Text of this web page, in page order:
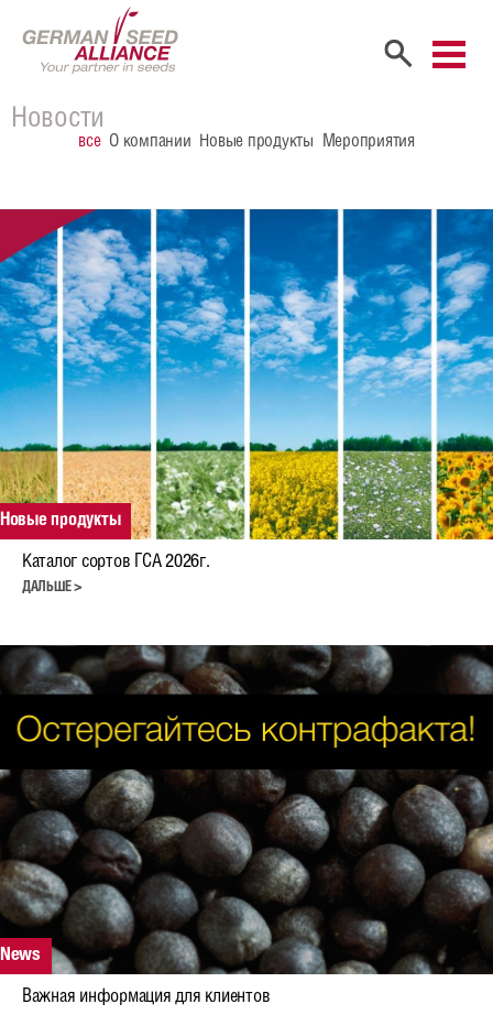
Новости
все О компании Новые продукты Мероприятия
Новые продукты
Каталог сортов ГСА 2026г.
ДАЛЬШЕ >
News
Важная информация для клиентов
Портрет компании
Учредители
Сбыт
Сотрудники
Карьера
Продукты
Рапс
Гибриды ярового рапса
Овес
Пшеница озимая и яровая
Рожь озимая
Бобовые
Горох яровой и зимующий
Соя